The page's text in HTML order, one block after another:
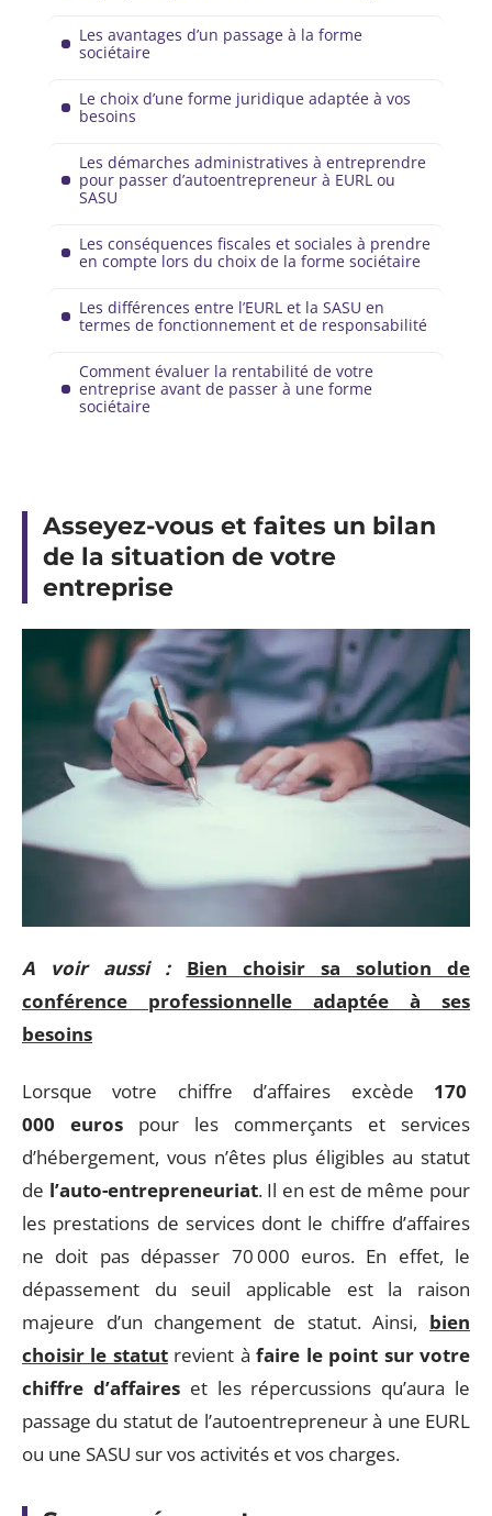
Les avantages d’un passage à la forme
sociétaire
Le choix d’une forme juridique adaptée à vos
besoins
Les démarches administratives à entreprendre
pour passer d’autoentrepreneur à EURL ou
SASU
Les conséquences fiscales et sociales à prendre
en compte lors du choix de la forme sociétaire
Les différences entre l’EURL et la SASU en
termes de fonctionnement et de responsabilité
Comment évaluer la rentabilité de votre
entreprise avant de passer à une forme
sociétaire
Asseyez-vous et faites un bilan
de la situation de votre
entreprise
A voir aussi :
Bien choisir sa solution de
conférence professionnelle adaptée à ses
besoins
Lorsque votre chiffre d’affaires excède 170
000 euros pour les commerçants et services
d’hébergement, vous n’êtes plus éligibles au statut
de l’auto-entrepreneuriat. Il en est de même pour
les prestations de services dont le chiffre d’affaires
ne doit pas dépasser 70 000 euros. En effet, le
dépassement du seuil applicable est la raison
majeure d’un changement de statut. Ainsi, bien
choisir le statutrevient àfaire le point sur votre
chiffre d’affaireset les répercussions qu’aura le
passage du statut de l’autoentrepreneur à une EURL
ou une SASU sur vos activités et vos charges.